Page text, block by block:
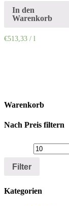
In den
Warenkorb
€513,33 / l
Warenkorb
Nach Preis filtern
Filter
Kategorien